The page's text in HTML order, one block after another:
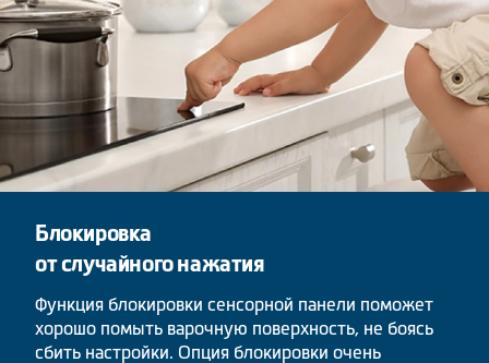
Блокировка
от случайного нажатия
Функция блокировки сенсорной панели поможет
хорошо помыть варочную поверхность, не боясь
сбить настройки. Опция блокировки очень